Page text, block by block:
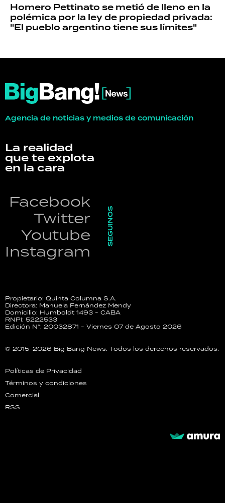
Homero Pettinato se metió de lleno en la
polémica por la ley de propiedad privada:
"El pueblo argentino tiene sus límites"
Agencia de noticias y medios de comunicación
La realidad
que te explota
en la cara
Facebook
Twitter
Youtube
Instagram
SEGUINOS
Propietario: Quinta Columna S.A.
Directora: Manuela Fernández Mendy
Domicilio: Humboldt 1493 - CABA
RNPI: 5222533
Edición N°: 20032871 - Viernes 07 de Agosto 2026
© 2015-2026 Big Bang News. Todos los derechos reservados.
Políticas de Privacidad
Términos y condiciones
Comercial
RSS